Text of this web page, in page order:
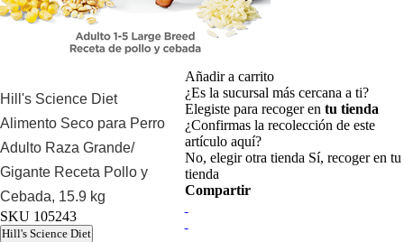
Hill's Science Diet
Alimento Seco para Perro
Adulto Raza Grande/
Gigante Receta Pollo y
Cebada, 15.9 kg
SKU 105243
Hill's Science Diet
Añadir a carrito
¿Es la sucursal más cercana a ti?
Elegiste para recoger en tu tienda
¿Confirmas la recolección de este
artículo aquí?
No, elegir otra tienda Sí, recoger en tu
tienda
Compartir